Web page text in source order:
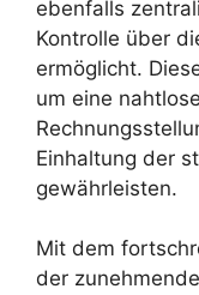
ebenfalls
Kontrolle über
ermöglicht.
um eine
Einhaltung der
gewährleisten.
Mit dem
der